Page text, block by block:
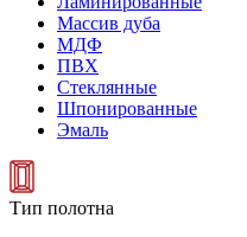
Массив дуба
МДФ
ПВХ
Стеклянные
Шпонированные
Эмаль
Тип полотна